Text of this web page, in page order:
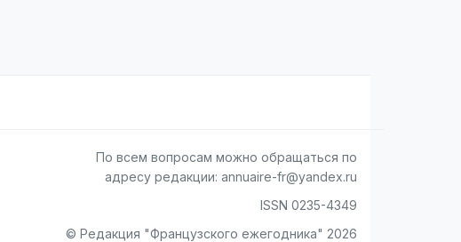
По всем вопросам можно обращаться по
адресу редакции: annuaire-fr@yandex.ru
ISSN 0235-4349
© Редакция "Французского ежегодника" 2026